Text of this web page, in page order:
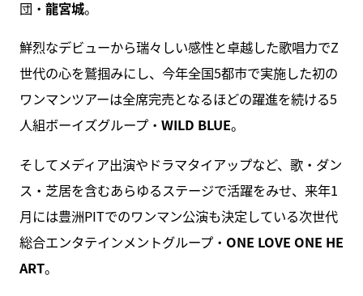
団・ 龍宮城。
鮮烈なデビューから瑞々しい感性と卓越した歌唱力でZ
世代の心を鷲掴みにし、今年全国5都市で実施した初の
ワンマンツアーは全席完売となるほどの躍進を続ける5
人組ボーイズグループ・ WILD BLUE。
そしてメディア出演やドラマタイアップなど、歌・ダン
ス・芝居を含むあらゆるステージで活躍をみせ、来年1
月には豊洲PITでのワンマン公演も決定している次世代
総合エンタテインメントグループ・ ONE LOVE ONE HE
ART。